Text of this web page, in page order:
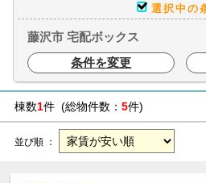
選択中の
藤沢市 宅配ボックス
条件を変更
棟数1件 (総物件数： 5件)
並び順 ：